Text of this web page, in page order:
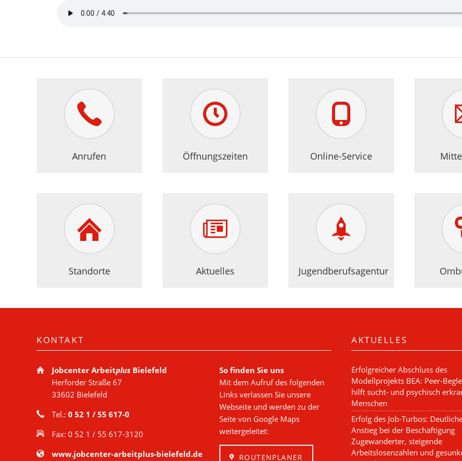
Bedarfsrechner
Anrufen Öffnungszeiten Online-Service
Standorte Aktuelles Jugendberufsagentur
KONTAKT
Jobcenter Arbeitplus Bielefeld
Herforder Straße 67
33602 Bielefeld
Tel.: 0 52 1 / 55 617-0
Fax: 0 52 1 / 55 617-3120
www.jobcenter-arbeitplus-bielefeld.de
So finden Sie uns
Mit dem Aufruf des folgenden
Links verlassen Sie unsere
Webseite und werden zu der
Seite von Google Maps
weitergeleitet:
ROUTENPLANER
AKTUELLES
Erfolgreicher Abschluss des
Modellprojekts BEA: Peer-
hilft sucht- und psychisch
Menschen
Erfolg des Job-Turbos:
Anstieg bei der Beschäftigung
Zugewanderter, steigende
Arbeitslosenzahlen und